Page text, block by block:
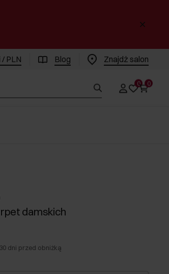
/ PLN Blog Znajdż salon
0 0
damskich
dni przed obniżką